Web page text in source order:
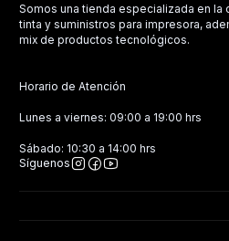
Somos una tienda especializada en la
tinta y suministros para impresora,
mix de productos tecnológicos.
Horario de Atención
Lunes a viernes: 09:00 a 19:00 hrs
Sábado: 10:30 a 14:00 hrs
Síguenos